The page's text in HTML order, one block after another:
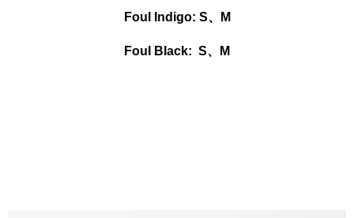
Foul Indigo: S、M
Foul Black: S、M